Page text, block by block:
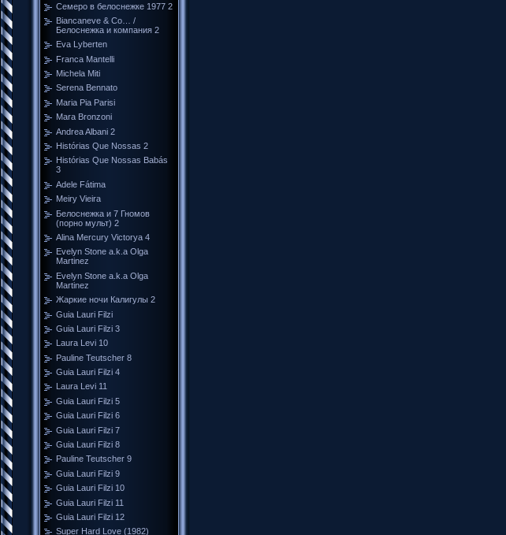
Семеро в белоснежке 1977 2
Biancaneve & Co… /
Белоснежка и компания 2
Eva Lyberten
Franca Mantelli
Michela Miti
Serena Bennato
Maria Pia Parisi
Mara Bronzoni
Andrea Albani 2
Histórias Que Nossas 2
Histórias Que Nossas Babás
3
Adele Fátima
Meiry Vieira
Белоснежка и 7 Гномов
(порно мульт) 2
Alina Mercury Victorya 4
Evelyn Stone a.k.a Olga
Martinez
Evelyn Stone a.k.a Olga
Martinez
Жаркие ночи Калигулы 2
Guia Lauri Filzi
Guia Lauri Filzi 3
Laura Levi 10
Pauline Teutscher 8
Guia Lauri Filzi 4
Laura Levi 11
Guia Lauri Filzi 5
Guia Lauri Filzi 6
Guia Lauri Filzi 7
Guia Lauri Filzi 8
Pauline Teutscher 9
Guia Lauri Filzi 9
Guia Lauri Filzi 10
Guia Lauri Filzi 11
Guia Lauri Filzi 12
Super Hard Love (1982)